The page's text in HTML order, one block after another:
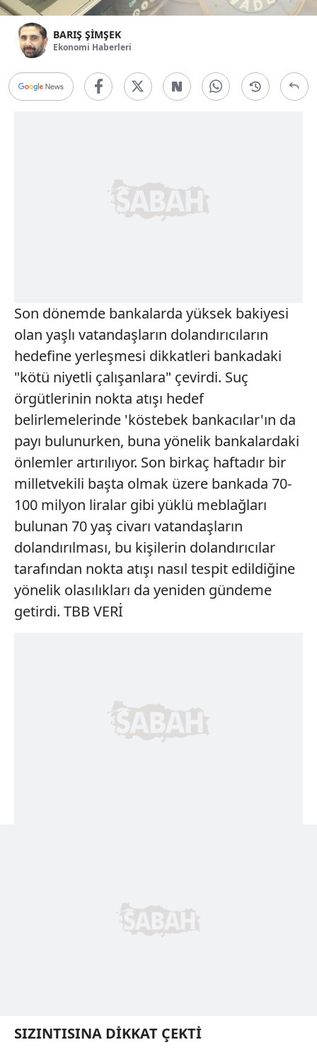
BARIŞ ŞİMŞEK
Ekonomi Haberleri
Son dönemde bankalarda yüksek bakiyesi
olan yaşlı vatandaşların dolandırıcıların
hedefine yerleşmesi dikkatleri bankadaki
"kötü niyetli çalışanlara" çevirdi. Suç
örgütlerinin nokta atışı hedef
belirlemelerinde 'köstebek bankacılar'ın da
payı bulunurken, buna yönelik bankalardaki
önlemler artırılıyor. Son birkaç haftadır bir
milletvekili başta olmak üzere bankada 70-
100 milyon liralar gibi yüklü meblağları
bulunan 70 yaş civarı vatandaşların
dolandırılması, bu kişilerin dolandırıcılar
tarafından nokta atışı nasıl tespit edildiğine
yönelik olasılıkları da yeniden gündeme
getirdi. TBB VERİ
SIZINTISINA DİKKAT ÇEKTİ